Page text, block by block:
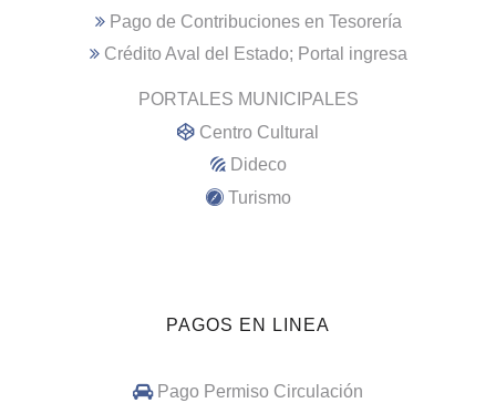
Pago de Contribuciones en Tesorería
Crédito Aval del Estado; Portal ingresa
PORTALES MUNICIPALES
Centro Cultural
Dideco
Turismo
PAGOS EN LINEA
Pago Permiso Circulación